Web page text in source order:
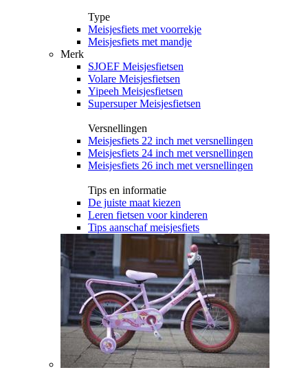
Type
Meisjesfiets met voorrekje
Meisjesfiets met mandje
Merk
SJOEF Meisjesfietsen
Volare Meisjesfietsen
Yipeeh Meisjesfietsen
Supersuper Meisjesfietsen
Versnellingen
Meisjesfiets 22 inch met versnellingen
Meisjesfiets 24 inch met versnellingen
Meisjesfiets 26 inch met versnellingen
Tips en informatie
De juiste maat kiezen
Leren fietsen voor kinderen
Tips aanschaf meisjesfiets